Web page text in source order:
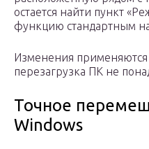
остается найти пункт
функцию стандартным
Изменения
перезагрузка ПК не
Точное
Windows